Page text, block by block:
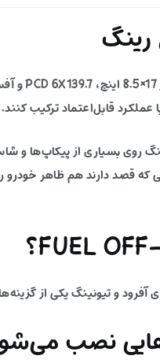
قابل‌اعتماد ترکیب کنند.
بسیاری از پیکاپ‌ها و
که قصد دارند هم ظاهر
نصب